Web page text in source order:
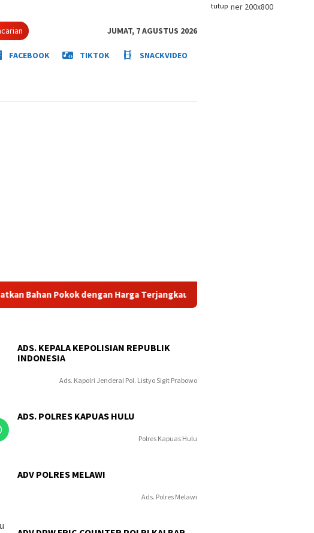
tutup
JUMAT, 7 AGUSTUS 2026
FACEBOOK TIKTOK SNACKVIDEO
dengan Harga Terjangkau Kolaborasi Rutan Kelas 1
ADS. KEPALA KEPOLISIAN REPUBLIK
INDONESIA
Ads. Kapolri Jenderal Pol. Listyo Sigit Prabowo
ADS. POLRES KAPUAS HULU
Polres Kapuas Hulu
ADV POLRES MELAWI
Ads. Polres Melawi